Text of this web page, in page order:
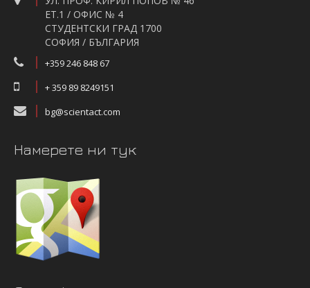
ЕТ.1 / ОФИС № 4
СТУДЕНТСКИ ГРАД 1700
СОФИЯ / БЪЛГАРИЯ
+359 246 848 67
+ 359 89 8249151
bg@scientact.com
Намерете ни тук